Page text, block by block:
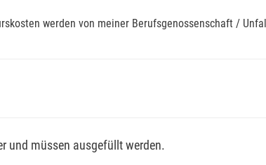
werden von meiner Berufsgenossenschaft /
/ Unfallkasse nutzen, beachten Sie
vollen Kursgebühr als Selbstzahler.
und müssen ausgefüllt werden.